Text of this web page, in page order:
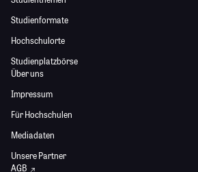
Studienformate
Hochschulorte
Studienplatzbörse
Über uns
Impressum
Für Hochschulen
Mediadaten
Unsere Partner
AGB